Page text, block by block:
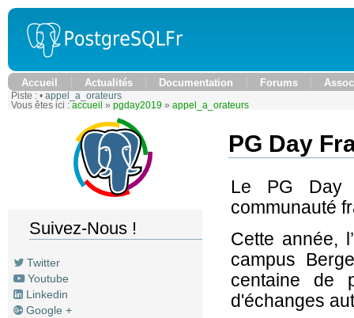
Accueil Actualités Documentation Forums
Piste : • appel_a_orateurs
Vous êtes ici : accueil » pgday2019 » appel_a_orateurs
Suivez-Nous !
Twitter
Youtube
Linkedin
Google +
PG Day
Le PG Day
communauté
Cette année,
campus
centaine de
d'échanges